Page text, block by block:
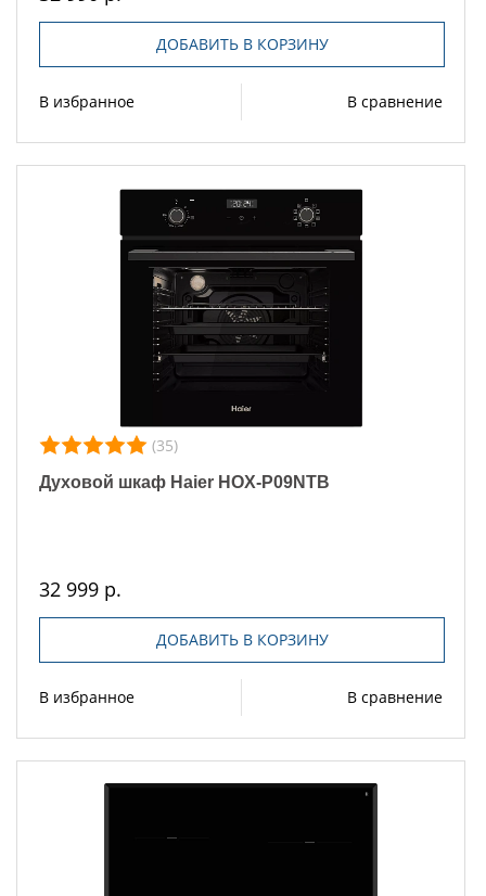
ДОБАВИТЬ В КОРЗИНУ
В избранное В сравнение
(35)
Духовой шкаф Haier HOX-P09NTB
32 999 р.
ДОБАВИТЬ В КОРЗИНУ
В избранное В сравнение